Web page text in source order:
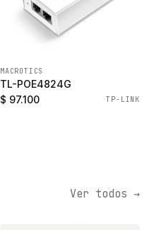
MACROTICS
TL-POE4824G
$ 97.100
TP-LINK
Ver todos →